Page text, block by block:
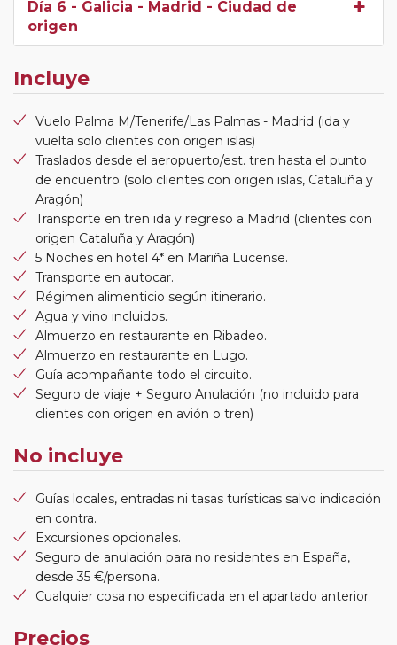
Día 6 - Galicia - Madrid - Ciudad de
origen
Incluye
Vuelo Palma M/Tenerife/Las Palmas - Madrid (ida y
vuelta solo clientes con origen islas)
Traslados desde el aeropuerto/est. tren hasta el punto
de encuentro (solo clientes con origen islas, Cataluña y
Aragón)
Transporte en tren ida y regreso a Madrid (clientes con
origen Cataluña y Aragón)
5 Noches en hotel 4* en Mariña Lucense.
Transporte en autocar.
Régimen alimenticio según itinerario.
Agua y vino incluidos.
Almuerzo en restaurante en Ribadeo.
Almuerzo en restaurante en Lugo.
Guía acompañante todo el circuito.
Seguro de viaje + Seguro Anulación (no incluido para
clientes con origen en avión o tren)
No incluye
Guías locales, entradas ni tasas turísticas salvo indicación
en contra.
Excursiones opcionales.
Seguro de anulación para no residentes en España,
desde 35 €/persona.
Cualquier cosa no especificada en el apartado anterior.
Precios